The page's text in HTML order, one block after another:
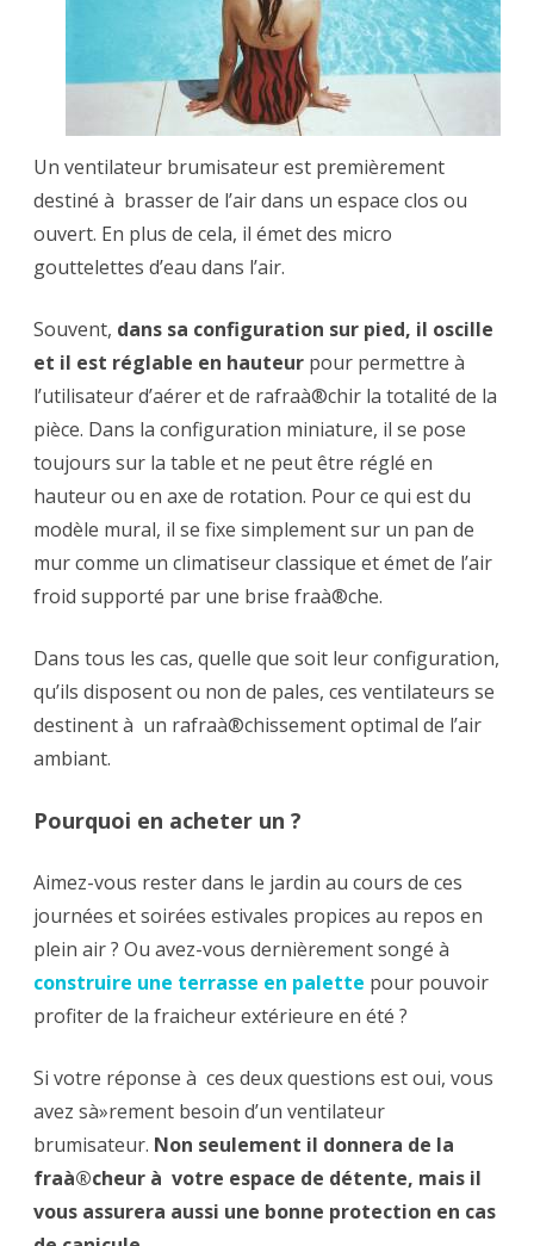
Un ventilateur brumisateur est premièrement
destiné à brasser de l’air dans un espace clos ou
ouvert. En plus de cela, il émet des micro
gouttelettes d’eau dans l’air.
Souvent, dans sa configuration sur pied, il oscille
et il est réglable en hauteur pour permettre à
l’utilisateur d’aérer et de rafraà®chir la totalité de la
pièce. Dans la configuration miniature, il se pose
toujours sur la table et ne peut être réglé en
hauteur ou en axe de rotation. Pour ce qui est du
modèle mural, il se fixe simplement sur un pan de
mur comme un climatiseur classique et émet de l’air
froid supporté par une brise fraà®che.
Dans tous les cas, quelle que soit leur configuration,
qu’ils disposent ou non de pales, ces ventilateurs se
destinent à un rafraà®chissement optimal de l’air
ambiant.
Pourquoi en acheter un ?
Aimez-vous rester dans le jardin au cours de ces
journées et soirées estivales propices au repos en
plein air ? Ou avez-vous dernièrement songé à
construire une terrasse en palette pour pouvoir
profiter de la fraicheur extérieure en été ?
Si votre réponse à ces deux questions est oui, vous
avez sà»rement besoin d’un ventilateur
brumisateur. Non seulement il donnera de la
fraà®cheur à votre espace de détente, mais il
vous assurera aussi une bonne protection en cas